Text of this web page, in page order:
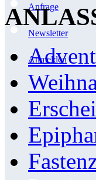
Anfrage
Newsletter
Anmelden
Advent